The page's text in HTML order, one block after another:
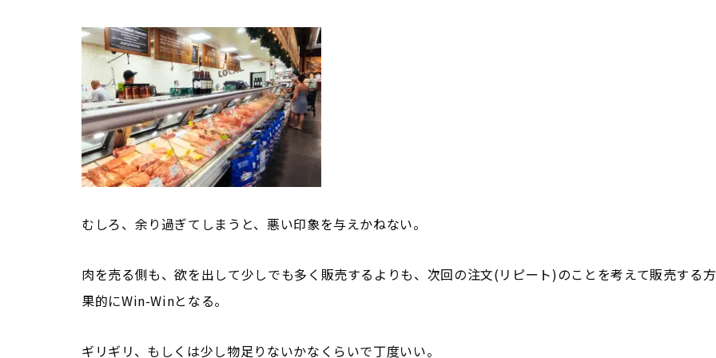
むしろ、余り過ぎてしまうと、悪い印象を与えかねない。
肉を売る側も、欲を出して少しでも多く販売するよりも、次回の注文(リピート)のことを考えて販売する
果的にWin-Winとなる。
ギリギリ、もしくは少し物足りないかなくらいで丁度いい。